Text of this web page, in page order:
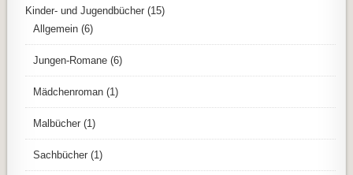
Kinder- und Jugendbücher (15)
Allgemein (6)
Jungen-Romane (6)
Mädchenroman (1)
Malbücher (1)
Sachbücher (1)